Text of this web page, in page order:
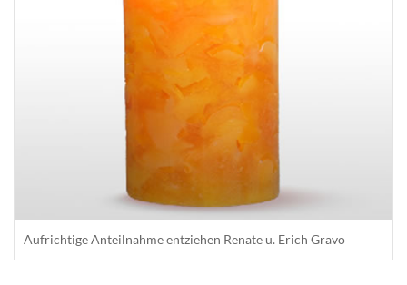
Aufrichtige Anteilnahme entziehen Renate u. Erich Gravo